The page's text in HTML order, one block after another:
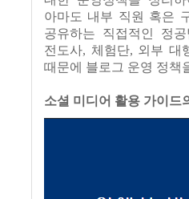
아마도 내부 직원 혹은
공유하는 직접적인 정
전도사, 체험단, 외부 대
때문에 블로그 운영 정책
소셜 미디어 활용 가이드